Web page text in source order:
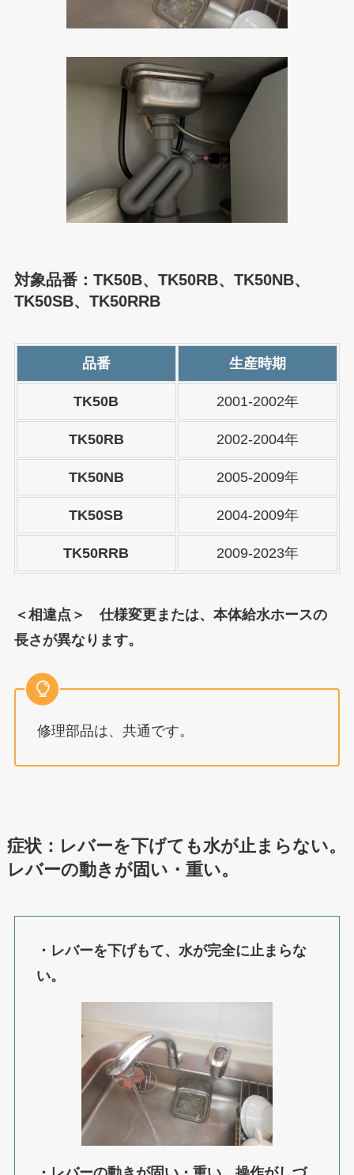
対象品番：TK50B、TK50RB、TK50NB、
TK50SB、TK50RRB
品番 生産時期
TK50B 2001-2002年
TK50RB 2002-2004年
TK50NB 2005-2009年
TK50SB 2004-2009年
TK50RRB 2009-2023年
＜相違点＞ 仕様変更または、本体給水ホースの
長さが異なります。
修理部品は、共通です。
症状：レバーを下げても水が止まらない。
レバーの動きが固い・重い。
・レバーを下げもて、水が完全に止まらな
い。